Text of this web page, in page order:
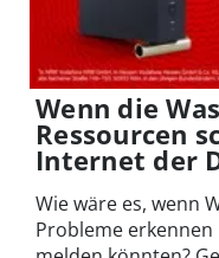
Wenn die
Ressourcen
Internet der
Wie wäre es, wenn
Probleme